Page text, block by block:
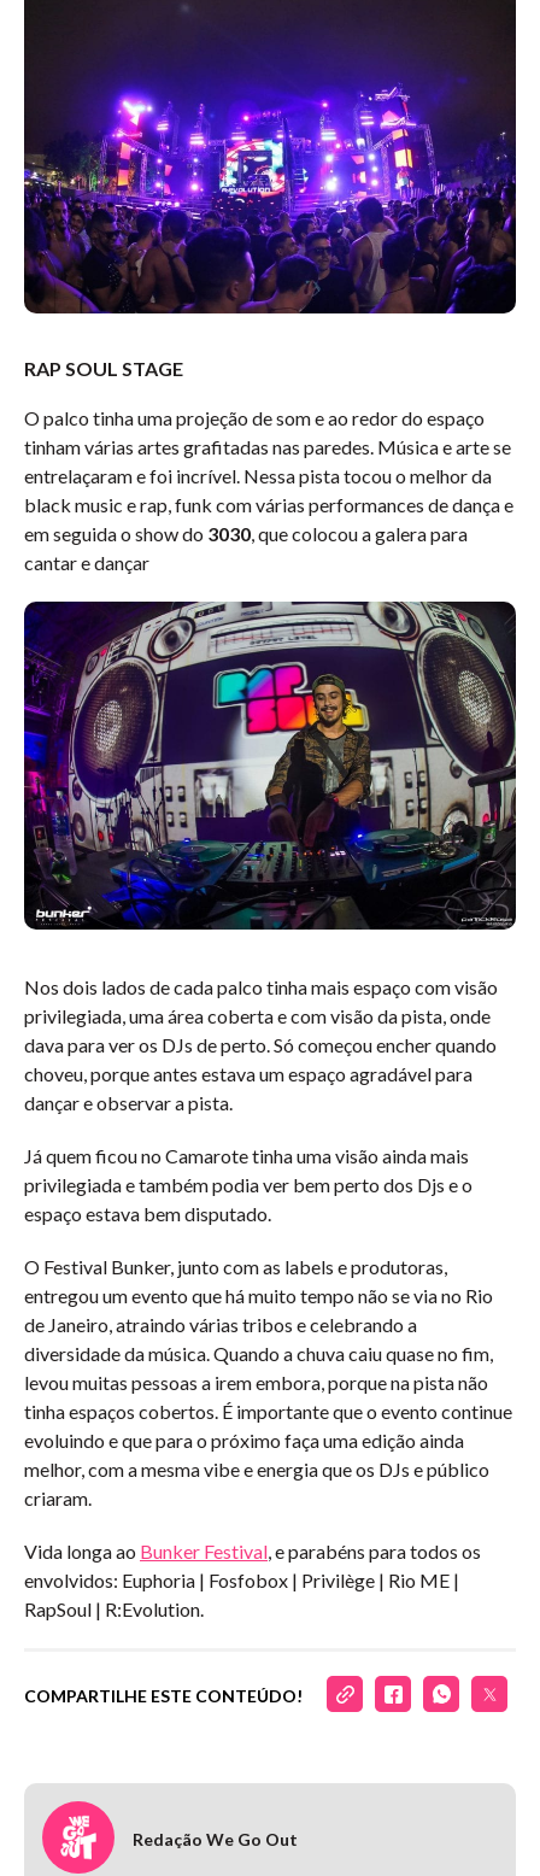
RAP SOUL STAGE
O palco tinha uma projeção de som e ao redor do espaço
tinham várias artes grafitadas nas paredes. Música e arte se
entrelaçaram e foi incrível. Nessa pista tocou o melhor da
black music e rap, funk com várias performances de dança e
em seguida o show do 3030, que colocou a galera para
cantar e dançar
Nos dois lados de cada palco tinha mais espaço com visão
privilegiada, uma área coberta e com visão da pista, onde
dava para ver os DJs de perto. Só começou encher quando
choveu, porque antes estava um espaço agradável para
dançar e observar a pista.
Já quem ficou no Camarote tinha uma visão ainda mais
privilegiada e também podia ver bem perto dos Djs e o
espaço estava bem disputado.
O Festival Bunker, junto com as labels e produtoras,
entregou um evento que há muito tempo não se via no Rio
de Janeiro, atraindo várias tribos e celebrando a
diversidade da música. Quando a chuva caiu quase no fim,
levou muitas pessoas a irem embora, porque na pista não
tinha espaços cobertos. É importante que o evento continue
evoluindo e que para o próximo faça uma edição ainda
melhor, com a mesma vibe e energia que os DJs e público
criaram.
Vida longa ao Bunker Festival, e parabéns para todos os
envolvidos: Euphoria | Fosfobox | Privilège | Rio ME |
RapSoul | R:Evolution.
COMPARTILHE ESTE CONTEÚDO!
Redação We Go Out